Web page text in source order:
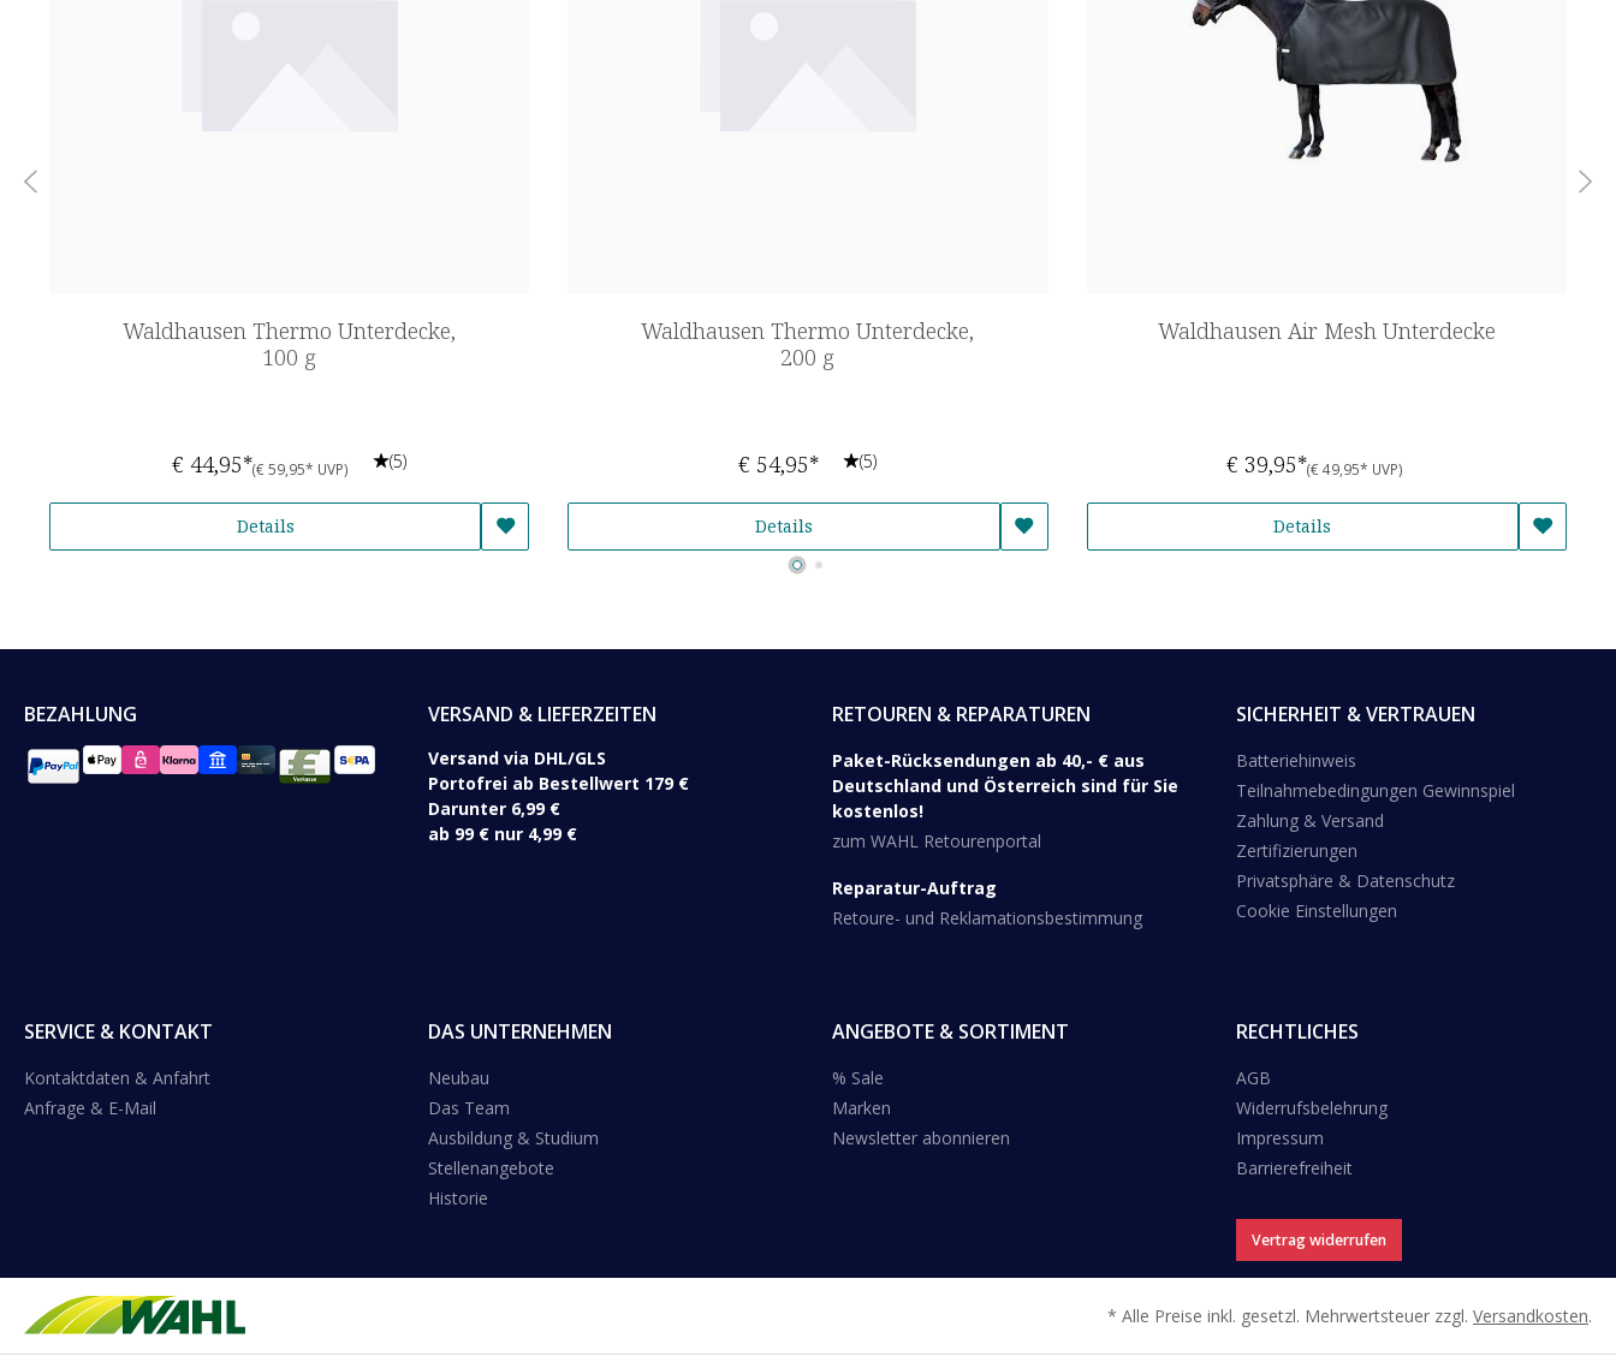
Waldhausen Thermo Unterdecke,
100 g
€ 44,95*(€ 59,95* UVP) (5)
Details
Waldhausen Thermo Unterdecke,
200 g
€ 54,95* (5)
Details
Waldhausen Air Mesh Unterdecke
€ 39,95*(€ 49,95* UVP)
Details
BEZAHLUNG VERSAND & LIEFERZEITEN
Versand via DHL/GLS ​
Portofrei ab Bestellwert 179 €
Darunter 6,99 €
ab 99 € nur 4,99 €
RETOUREN & REPARATUREN
Paket-Rücksendungen ab 40,- € aus
Deutschland und Österreich sind für Sie
kostenlos!
zum WAHL Retourenportal
Reparatur-Auftrag
Retoure- und Reklamationsbestimmung
SICHERHEIT & VERTRAUEN
Batteriehinweis
Teilnahmebedingungen Gewinnspiel
Zahlung & Versand
Zertifizierungen
Privatsphäre & Datenschutz
Cookie Einstellungen
SERVICE & KONTAKT
Kontaktdaten & Anfahrt
Anfrage & E-Mail
DAS UNTERNEHMEN
Neubau
Das Team
Ausbildung & Studium
Stellenangebote
Historie
ANGEBOTE & SORTIMENT
% Sale
Marken
Newsletter abonnieren
RECHTLICHES
AGB
Widerrufsbelehrung
Impressum
Barrierefreiheit
Vertrag widerrufen
* Alle Preise inkl. gesetzl. Mehrwertsteuer zzgl. Versandkosten.